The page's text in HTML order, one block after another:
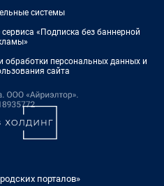
системы
«Подписка без баннерной
обработки персональных данных и
сайта
порталов»